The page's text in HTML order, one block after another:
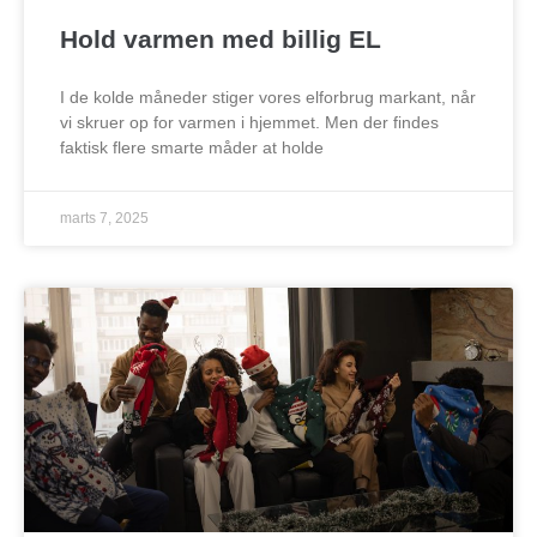
Hold varmen med billig EL
I de kolde måneder stiger vores elforbrug markant, når
vi skruer op for varmen i hjemmet. Men der findes
faktisk flere smarte måder at holde
marts 7, 2025